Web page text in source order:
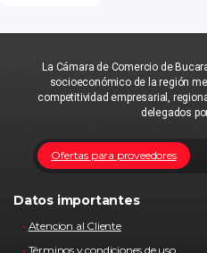
La Cámara de Comercio de
socioeconómico de la región
competitividad empresarial,
delegados
Ofertas para proveedores
Datos importantes
Atencion al Cliente
Términos y condiciones de uso